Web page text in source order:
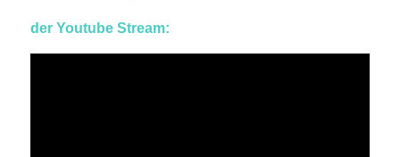
der Youtube Stream: